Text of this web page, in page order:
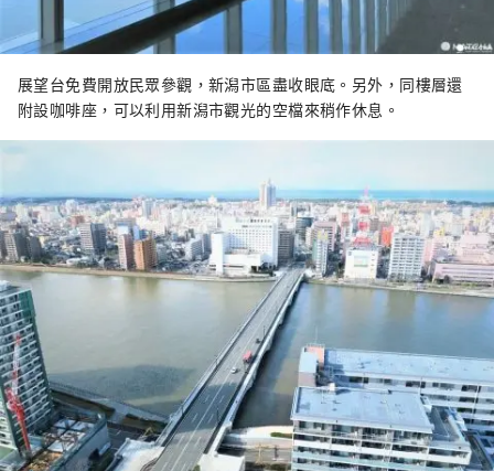
展望台免費開放民眾參觀，新潟市區盡收眼底。另外，同樓層還
附設咖啡座，可以利用新潟市觀光的空檔來稍作休息。